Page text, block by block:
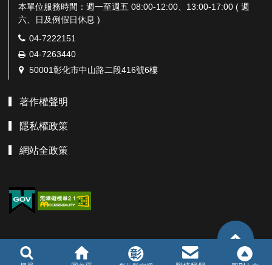
本單位服務時間：週一至週五 08:00-12:00、13:00-17:00 ( 週
六、日及例假日休息 )
電
話：
04-7222151
傳
真：
04-7263440
地
50001彰化市中山路二段416號6樓
著作權聲明
隱私權政策
網站全政策
TOP